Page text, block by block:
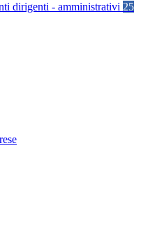
dirigenti - amministrativi 25